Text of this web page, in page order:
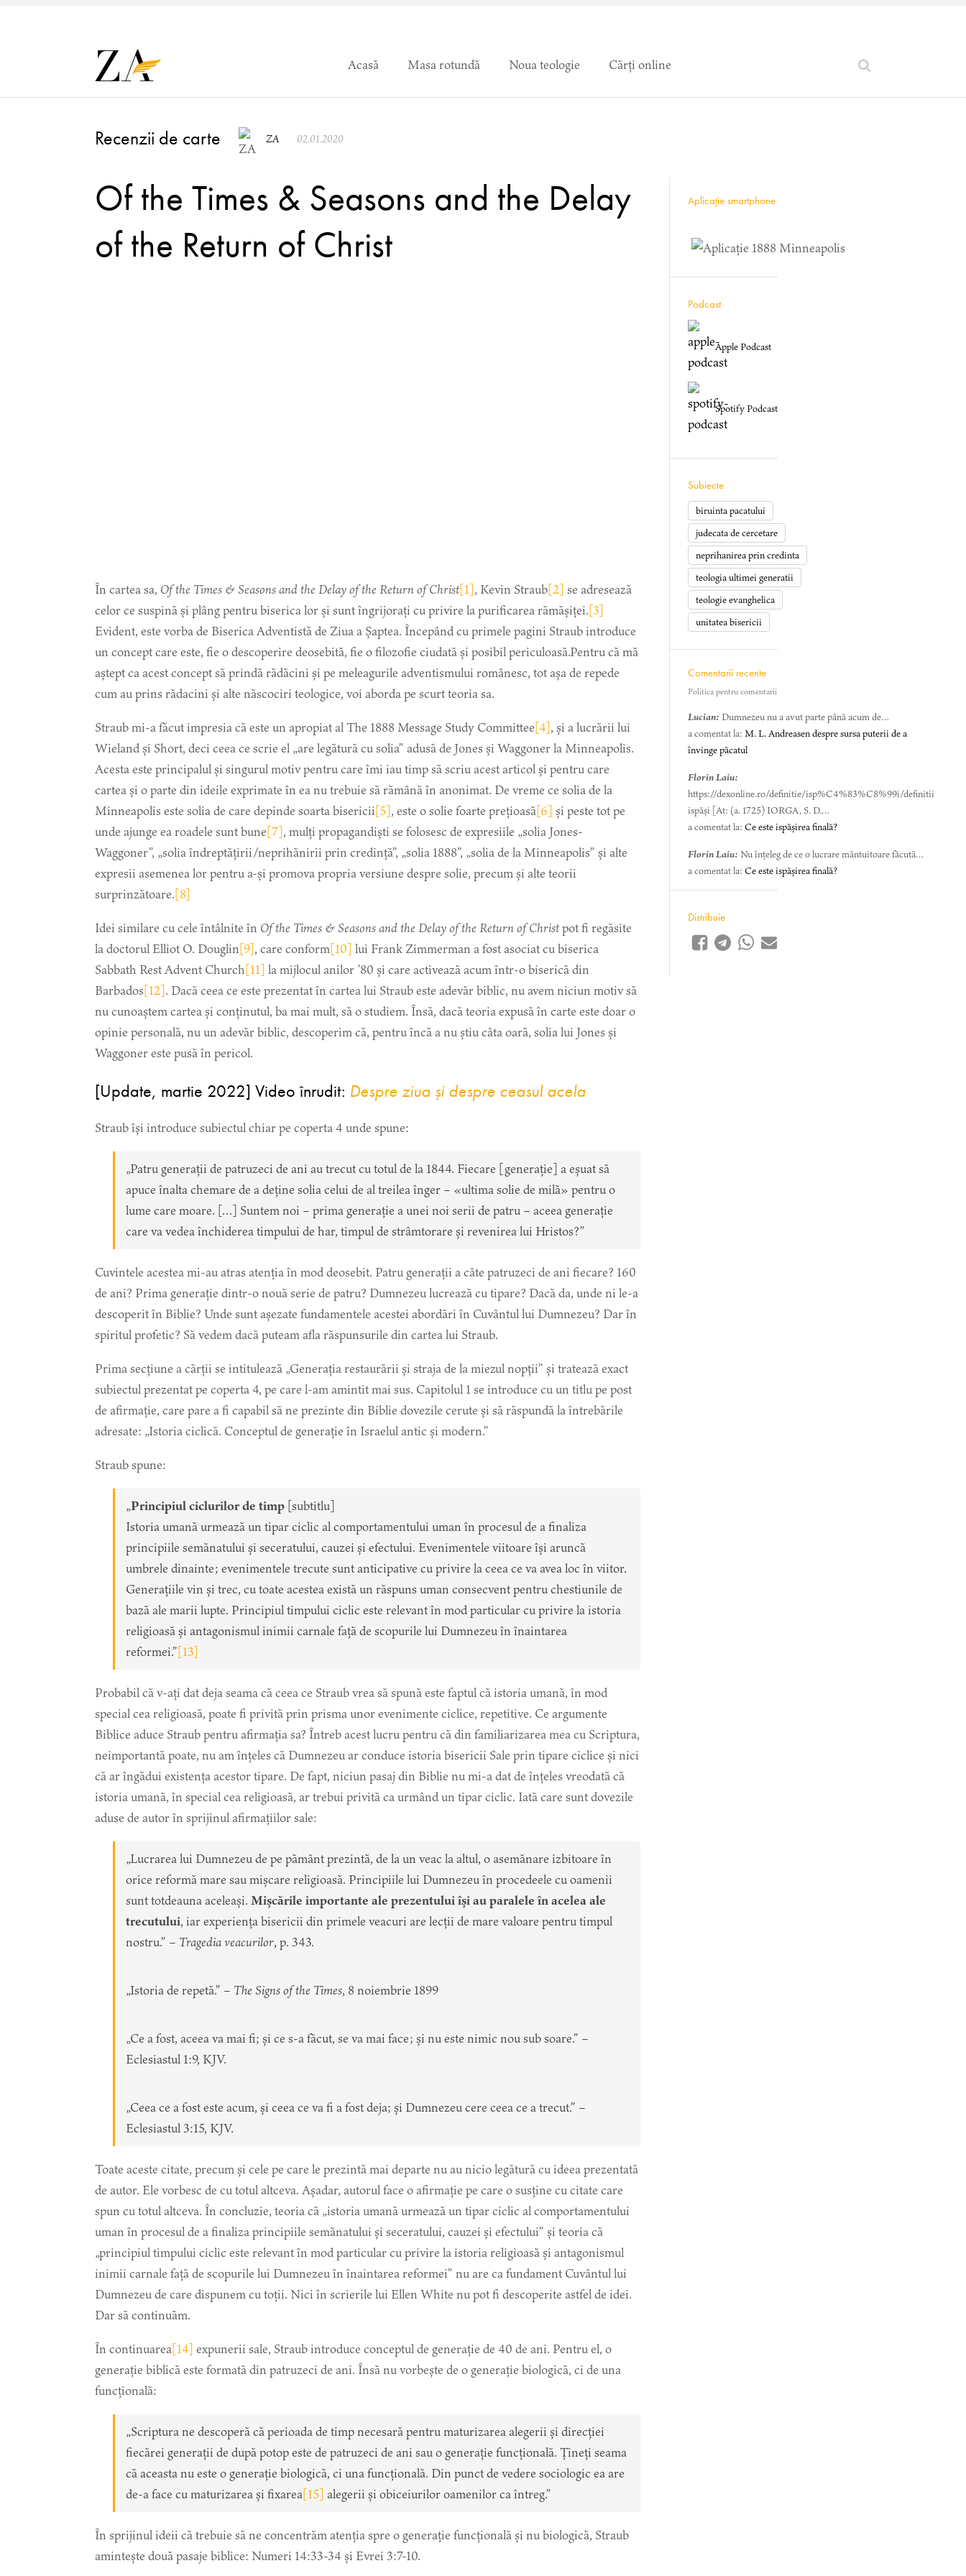
Acasă Masa rotundă Noua teologie Cărți online
Recenzii de carte ZA 02.01.2020
Of the Times & Seasons and the Delay
of the Return of Christ
size.
În cartea sa, Of the Times & Seasons and the Delay of the Return of Christ[1], Kevin Straub[2] se adresează
celor ce suspină și plâng pentru biserica lor și sunt îngrijorați cu privire la purificarea rămășiței.[3]
Evident, este vorba de Biserica Adventistă de Ziua a Șaptea. Începând cu primele pagini Straub introduce
un concept care este, fie o descoperire deosebită, fie o filozofie ciudată și posibil periculoasă.Pentru că mă
aștept ca acest concept să prindă rădăcini și pe meleagurile adventismului românesc, tot așa de repede
cum au prins rădacini și alte născociri teologice, voi aborda pe scurt teoria sa.
Straub mi-a făcut impresia că este un apropiat al The 1888 Message Study Committee[4], și a lucrării lui
Wieland și Short, deci ceea ce scrie el „are legătură cu solia” adusă de Jones și Waggoner la Minneapolis.
Acesta este principalul și singurul motiv pentru care îmi iau timp să scriu acest articol și pentru care
cartea și o parte din ideile exprimate în ea nu trebuie să rămână în anonimat. De vreme ce solia de la
Minneapolis este solia de care depinde soarta bisericii[5], este o solie foarte prețioasă[6] și peste tot pe
unde ajunge ea roadele sunt bune[7], mulți propagandiști se folosesc de expresiile „solia Jones-
Waggoner”, „solia îndreptățirii/neprihănirii prin credință”, „solia 1888”, „solia de la Minneapolis” și alte
expresii asemenea lor pentru a-și promova propria versiune despre solie, precum și alte teorii
surprinzătoare.[8]
Idei similare cu cele întâlnite în Of the Times & Seasons and the Delay of the Return of Christpot fi regăsite
la doctorul Elliot O. Douglin[9], care conform[10] lui Frank Zimmerman a fost asociat cu biserica
Sabbath Rest Advent Church[11] la mijlocul anilor ’80 și care activează acum într-o biserică din
Barbados[12]. Dacă ceea ce este prezentat în cartea lui Straub este adevăr biblic, nu avem niciun motiv să
nu cunoaștem cartea și conținutul, ba mai mult, să o studiem. Însă, dacă teoria expusă în carte este doar o
opinie personală, nu un adevăr biblic, descoperim că, pentru încă a nu știu câta oară, solia lui Jones și
Waggoner este pusă în pericol.
[Update, martie 2022] Video înrudit: Despre ziua și despre ceasul acela
Straub își introduce subiectul chiar pe coperta 4 unde spune:
„Patru generații de patruzeci de ani au trecut cu totul de la 1844. Fiecare [generație] a eșuat să
apuce înalta chemare de a deține solia celui de al treilea înger – «ultima solie de milă» pentru o
lume care moare. […] Suntem noi – prima generație a unei noi serii de patru – aceea generație
care va vedea închiderea timpului de har, timpul de strâmtorare și revenirea lui Hristos?”
Cuvintele acestea mi-au atras atenția în mod deosebit. Patru generații a câte patruzeci de ani fiecare? 160
de ani? Prima generație dintr-o nouă serie de patru? Dumnezeu lucrează cu tipare? Dacă da, unde ni le-a
descoperit în Biblie? Unde sunt așezate fundamentele acestei abordări în Cuvântul lui Dumnezeu? Dar în
spiritul profetic? Să vedem dacă puteam afla răspunsurile din cartea lui Straub.
Prima secțiune a cărții se intitulează „Generația restaurării și straja de la miezul nopții” și tratează exact
subiectul prezentat pe coperta 4, pe care l-am amintit mai sus. Capitolul 1 se introduce cu un titlu pe post
de afirmație, care pare a fi capabil să ne prezinte din Biblie dovezile cerute și să răspundă la întrebările
adresate: „Istoria ciclică. Conceptul de generație în Israelul antic și modern.”
Straub spune:
„Principiul ciclurilor de timp [subtitlu]
Istoria umană urmează un tipar ciclic al comportamentului uman în procesul de a finaliza
principiile semănatului și seceratului, cauzei și efectului. Evenimentele viitoare își aruncă
umbrele dinainte; evenimentele trecute sunt anticipative cu privire la ceea ce va avea loc în viitor.
Generațiile vin și trec, cu toate acestea există un răspuns uman consecvent pentru chestiunile de
bază ale marii lupte. Principiul timpului ciclic este relevant în mod particular cu privire la istoria
religioasă și antagonismul inimii carnale față de scopurile lui Dumnezeu în înaintarea
reformei.”[13]
Probabil că v-ați dat deja seama că ceea ce Straub vrea să spună este faptul că istoria umană, în mod
special cea religioasă, poate fi privită prin prisma unor evenimente ciclice, repetitive. Ce argumente
Biblice aduce Straub pentru afirmația sa? Întreb acest lucru pentru că din familiarizarea mea cu Scriptura,
neimportantă poate, nu am înțeles că Dumnezeu ar conduce istoria bisericii Sale prin tipare ciclice și nici
că ar îngădui existența acestor tipare. De fapt, niciun pasaj din Biblie nu mi-a dat de înțeles vreodată că
istoria umană, în special cea religioasă, ar trebui privită ca urmând un tipar ciclic. Iată care sunt dovezile
aduse de autor în sprijinul afirmațiilor sale:
„Lucrarea lui Dumnezeu de pe pământ prezintă, de la un veac la altul, o asemănare izbitoare în
orice reformă mare sau mișcare religioasă. Principiile lui Dumnezeu în procedeele cu oamenii
sunt totdeauna aceleași. Mișcările importante ale prezentului își au paralele în acelea ale
trecutului, iar experiența bisericii din primele veacuri are lecții de mare valoare pentru timpul
nostru.” – Tragedia veacurilor, p. 343.
„Istoria de repetă.” – The Signs of the Times, 8 noiembrie 1899
„Ce a fost, aceea va mai fi; și ce s-a făcut, se va mai face; și nu este nimic nou sub soare.” –
Eclesiastul 1:9, KJV.
„Ceea ce a fost este acum, și ceea ce va fi a fost deja; și Dumnezeu cere ceea ce a trecut.” –
Eclesiastul 3:15, KJV.
Toate aceste citate, precum și cele pe care le prezintă mai departe nu au nicio legătură cu ideea prezentată
de autor. Ele vorbesc de cu totul altceva. Așadar, autorul face o afirmație pe care o susține cu citate care
spun cu totul altceva. În concluzie, teoria că „istoria umană urmează un tipar ciclic al comportamentului
uman în procesul de a finaliza principiile semănatului și seceratului, cauzei și efectului” și teoria că
„principiul timpului ciclic este relevant în mod particular cu privire la istoria religioasă și antagonismul
inimii carnale față de scopurile lui Dumnezeu în înaintarea reformei” nu are ca fundament Cuvântul lui
Dumnezeu de care dispunem cu toții. Nici în scrierile lui Ellen White nu pot fi descoperite astfel de idei.
Dar să continuăm.
În continuarea[14] expunerii sale, Straub introduce conceptul de generație de 40 de ani. Pentru el, o
generație biblică este formată din patruzeci de ani. Însă nu vorbește de o generație biologică, ci de una
funcțională:
„Scriptura ne descoperă că perioada de timp necesară pentru maturizarea alegerii și direcției
fiecărei generații de după potop este de patruzeci de ani sau o generație funcțională. Țineți seama
că aceasta nu este o generație biologică, ci una funcțională. Din punct de vedere sociologic ea are
de-a face cu maturizarea și fixarea[15] alegerii și obiceiurilor oamenilor ca întreg.”
În sprijinul ideii că trebuie să ne concentrăm atenția spre o generație funcțională și nu biologică, Straub
amintește două pasaje biblice: Numeri 14:33-34 și Evrei 3:7-10.
Aplicație smartphone
Podcast
Apple Podcast
Spotify Podcast
Subiecte
biruinta pacatului
judecata de cercetare
neprihanirea prin credinta
teologia ultimei generatii
teologie evanghelica
unitatea bisericii
Comentarii recente
Politica pentru comentarii
Lucian: Dumnezeu nu a avut parte până acum de…
a comentat la:M. L. Andreasen despre sursa puterii de a
învinge păcatul
Florin Laiu:
https://dexonline.ro/definitie/isp%C4%83%C8%99i/definitii
ispăși [At: (a. 1725) IORGA, S. D.…
a comentat la:Ce este ispășirea finală?
Florin Laiu:Nu înțeleg de ce o lucrare mântuitoare făcută…
a comentat la:Ce este ispășirea finală?
Distribuie